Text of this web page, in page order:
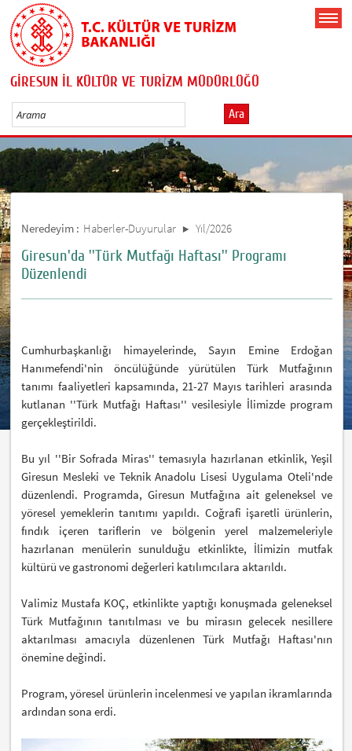
GİRESUN İL KÜLTÜR VE TURİZM MÜDÜRLÜĞÜ
Ara
Neredeyim : Haberler-Duyurular Yıl/2026
Giresun'da ''Türk Mutfağı Haftası'' Programı
Düzenlendi
Cumhurbaşkanlığı himayelerinde, Sayın Emine Erdoğan
Hanımefendi'nin öncülüğünde yürütülen Türk Mutfağının
tanımı faaliyetleri kapsamında, 21-27 Mayıs tarihleri arasında
kutlanan ''Türk Mutfağı Haftası'' vesilesiyle İlimizde program
gerçekleştirildi.
Bu yıl ''Bir Sofrada Miras'' temasıyla hazırlanan etkinlik, Yeşil
Giresun Mesleki ve Teknik Anadolu Lisesi Uygulama Oteli'nde
düzenlendi. Programda, Giresun Mutfağına ait geleneksel ve
yöresel yemeklerin tanıtımı yapıldı. Coğrafi işaretli ürünlerin,
fındık içeren tariflerin ve bölgenin yerel malzemeleriyle
hazırlanan menülerin sunulduğu etkinlikte, İlimizin mutfak
kültürü ve gastronomi değerleri katılımcılara aktarıldı.
Valimiz Mustafa KOÇ, etkinlikte yaptığı konuşmada geleneksel
Türk Mutfağının tanıtılması ve bu mirasın gelecek nesillere
aktarılması amacıyla düzenlenen Türk Mutfağı Haftası'nın
önemine değindi.
Program, yöresel ürünlerin incelenmesi ve yapılan ikramlarında
ardından sona erdi.